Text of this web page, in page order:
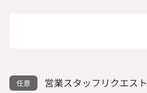
営業スタッフリクエスト